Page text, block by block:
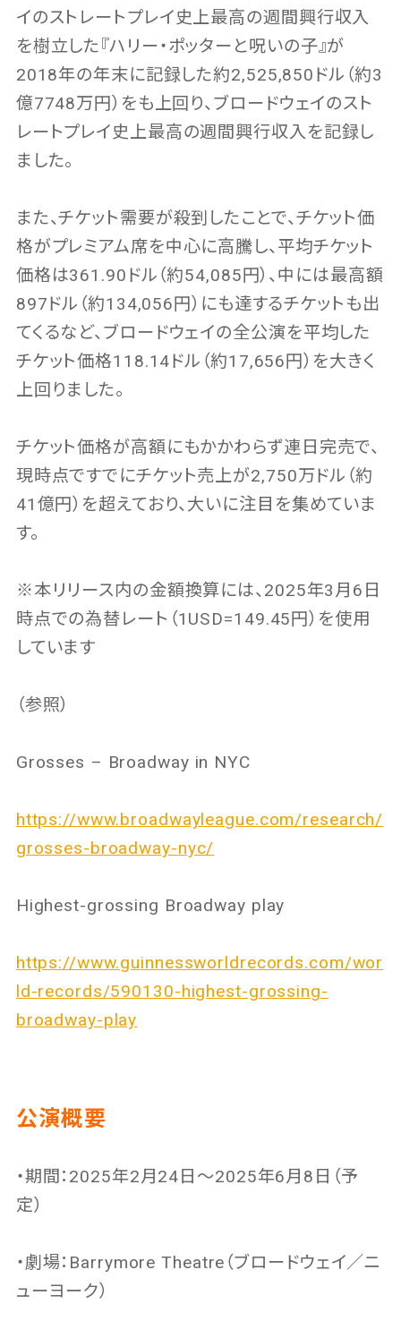
イのストレートプレイ史上最高の週間興行収入
を樹立した『ハリー・ポッターと呪いの子』が
2018年の年末に記録した約2,525,850ドル（約3
億7748万円）をも上回り、ブロードウェイのスト
レートプレイ史上最高の週間興行収入を記録し
ました。
また、チケット需要が殺到したことで、チケット価
格がプレミアム席を中心に高騰し、平均チケット
価格は361.90ドル（約54,085円）、中には最高額
897ドル（約134,056円）にも達するチケットも出
てくるなど、ブロードウェイの全公演を平均した
チケット価格118.14ドル（約17,656円）を大きく
上回りました。
チケット価格が高額にもかかわらず連日完売で、
現時点ですでにチケット売上が2,750万ドル（約
41億円）を超えており、大いに注目を集めていま
す。
※本リリース内の金額換算には、2025年3月6日
時点での為替レート（1USD=149.45円）を使用
しています
（参照）
Grosses – Broadway in NYC
https://www.broadwayleague.com/research/
grosses-broadway-nyc/
Highest-grossing Broadway play
https://www.guinnessworldrecords.com/wor
ld-records/590130-highest-grossing-
broadway-play
公演概要
・期間：2025年2月24日～2025年6月8日（予
定）
・劇場：Barrymore Theatre（ブロードウェイ／ニ
ューヨーク）